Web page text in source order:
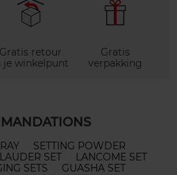
Gratis retour
je winkelpunt
Gratis
verpakking
SETTING POWDER
SET
LANCOME SET
SETS
GUASHA SET